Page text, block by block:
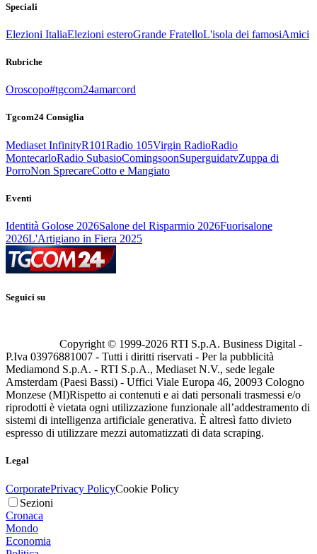
Speciali
Elezioni ItaliaElezioni esteroGrande FratelloL'isola dei famosiAmici
Rubriche
Oroscopo#tgcom24amarcord
Tgcom24 Consiglia
Mediaset InfinityR101Radio 105Virgin RadioRadio
MontecarloRadio SubasioComingsoonSuperguidatvZuppa di
PorroNon SprecareCotto e Mangiato
Eventi
Identità Golose 2026Salone del Risparmio 2026Fuorisalone
2026L'Artigiano in Fiera 2025
Seguici su
Copyright © 1999-2026 RTI S.p.A. Business Digital -
P.Iva 03976881007 - Tutti i diritti riservati - Per la pubblicità
Mediamond S.p.A. - RTI S.p.A., Mediaset N.V., sede legale
Amsterdam (Paesi Bassi) - Uffici Viale Europa 46, 20093 Cologno
Monzese (MI)Rispetto ai contenuti e ai dati personali trasmessi e/o
riprodotti è vietata ogni utilizzazione funzionale all’addestramento di
sistemi di intelligenza artificiale generativa. È altresì fatto divieto
espresso di utilizzare mezzi automatizzati di data scraping.
Legal
CorporatePrivacy PolicyCookie Policy
Sezioni
Cronaca
Mondo
Economia